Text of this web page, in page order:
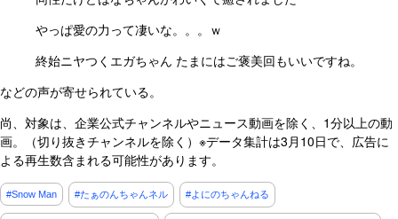
やっぱ愛の力って凄いな。。。ｗ
終始ニヤつくエガちゃん たまにはご褒美回もいいですね。
などの声が寄せられている。
尚、対象は、企業公式チャンネルやニュース動画を除く、1分以上の動
画。（切り抜きチャンネルを除く）※データ集計は3月10日で、広告に
よる再生数含まれる可能性があります。
#Snow Man #たぁのんちゃんネル #よにのちゃんねる